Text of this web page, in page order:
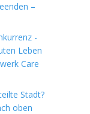
–
-
Leben
Care
Stadt?
oben